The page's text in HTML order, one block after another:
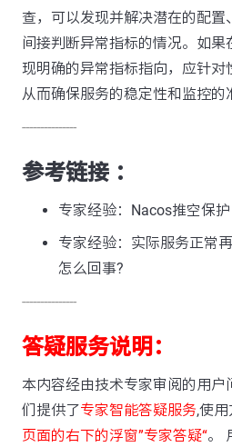
查，可以发现并解决潜在的配置
间接判断异常指标的情况。如果
现明确的异常指标指向，应针对
从而确保服务的稳定性和监控的
---------------
参考链接 ：
专家经验：Nacos推空保护
专家经验：实际服务正常
怎么回事?
---------------
答疑服务说明：
本内容经由技术专家审阅的用户
们提供了专家智能答疑服务,使
页面的右下的浮窗”专家答疑“。